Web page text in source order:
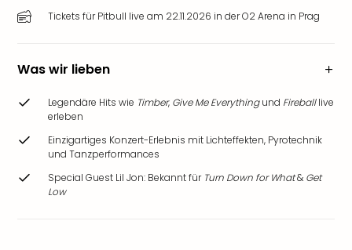
Tickets für Pitbull live am 22.11.2026 in der O2 Arena in Prag
Was wir lieben
Legendäre Hits wie Timber, Give Me Everythingund Fireballlive
erleben
Einzigartiges Konzert-Erlebnis mit Lichteffekten, Pyrotechnik
und Tanzperformances
Special Guest Lil Jon: Bekannt für Turn Down for What& Get
Low